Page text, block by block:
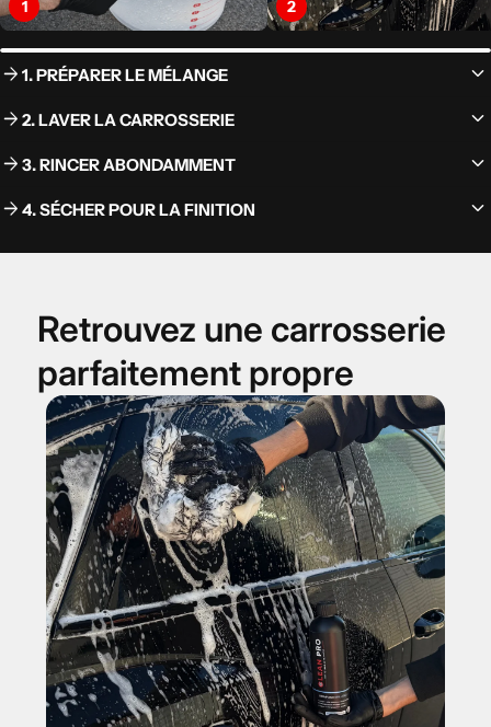
1 2
arrow_forward 1. PRÉPARER LE MÉLANGE keyboard_arrow_down
arrow_forward 2. LAVER LA CARROSSERIE keyboard_arrow_down
arrow_forward 3. RINCER ABONDAMMENT keyboard_arrow_down
arrow_forward 4. SÉCHER POUR LA FINITION keyboard_arrow_down
Retrouvez une carrosserie
parfaitement propre